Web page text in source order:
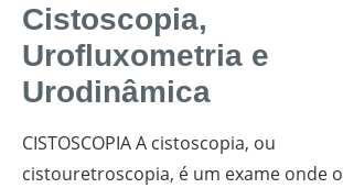
Cistoscopia,
Urofluxometria e
Urodinâmica
CISTOSCOPIA A cistoscopia, ou
cistouretroscopia, é um exame onde o